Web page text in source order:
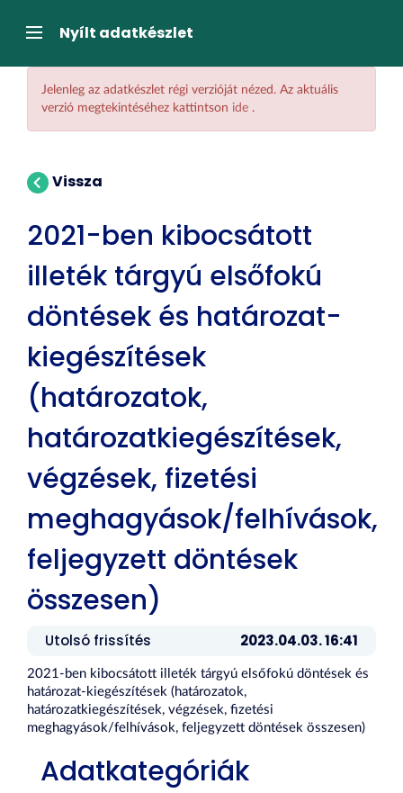
átugrásaNavigációNyílt adatkészlet
Jelenleg az adatkészlet régi verzióját nézed. Az aktuális
verzió megtekintéséhez kattintson ide .
Vissza
2021-ben kibocsátott
illeték tárgyú elsőfokú
döntések és határozat-
kiegészítések
(határozatok,
határozatkiegészítések,
végzések, fizetési
meghagyások/felhívások,
feljegyzett döntések
összesen)
Utolsó frissítés 2023.04.03. 16:41
2021-ben kibocsátott illeték tárgyú elsőfokú döntések és
határozat-kiegészítések (határozatok,
határozatkiegészítések, végzések, fizetési
meghagyások/felhívások, feljegyzett döntések összesen)
Adatkategóriák